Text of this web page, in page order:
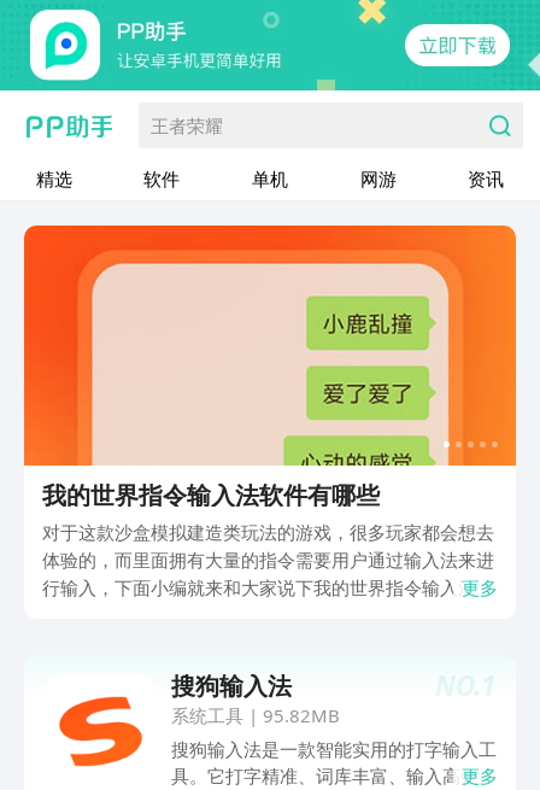
王者荣耀
精选 软件 单机 网游 资讯
我的世界指令输入法软件有哪些
对于这款沙盒模拟建造类玩法的游戏，很多玩家都会想去
体验的，而里面拥有大量的指令需要用户通过输入法来进
行输入，下面小编就来和大家说下我的世界指令输入法软
更多
NO.1
搜狗输入法
系统工具| 95.82MB
搜狗输入法是一款智能实用的打字输入工
具。它打字精准、词库丰富、输入高效，
更多